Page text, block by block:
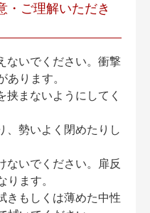
・ご理解いただき
ないでください。衝撃
ります。
まないようにしてく
勢いよく閉めたりし
いでください。扉反
ます。
きもしくは薄めた中性